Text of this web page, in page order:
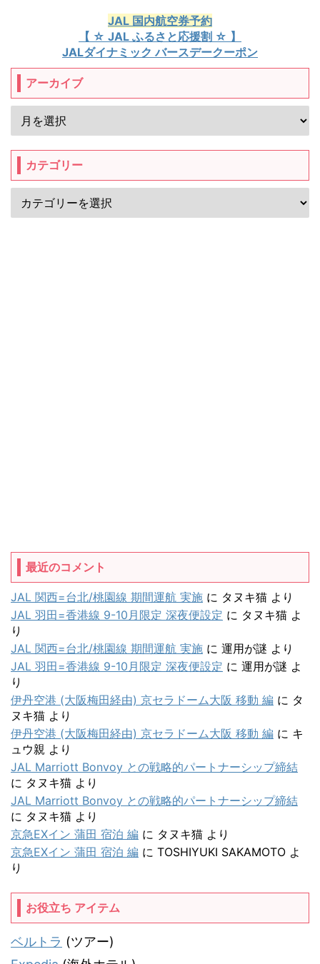
JAL 国内航空券予約
【 ☆ JAL ふるさと応援割 ☆ 】
JALダイナミック バースデークーポン
アーカイブ
カテゴリー
最近のコメント
JAL 関西=台北/桃園線 期間運航 実施 に タヌキ猫 より
JAL 羽田=香港線 9-10月限定 深夜便設定 に タヌキ猫 よ
り
JAL 関西=台北/桃園線 期間運航 実施 に 運用が謎 より
JAL 羽田=香港線 9-10月限定 深夜便設定 に 運用が謎 よ
り
伊丹空港 (大阪梅田経由) 京セラドーム大阪 移動 編 に タ
ヌキ猫 より
伊丹空港 (大阪梅田経由) 京セラドーム大阪 移動 編 に キ
ュウ親 より
JAL Marriott Bonvoy との戦略的パートナーシップ締結
に タヌキ猫 より
JAL Marriott Bonvoy との戦略的パートナーシップ締結
に タヌキ猫 より
京急EXイン 蒲田 宿泊 編 に タヌキ猫 より
京急EXイン 蒲田 宿泊 編 に TOSHIYUKI SAKAMOTO よ
り
お役立ち アイテム
ベルトラ (ツアー)